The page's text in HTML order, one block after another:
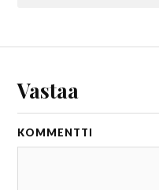
Vastaa
KOMMENTTI